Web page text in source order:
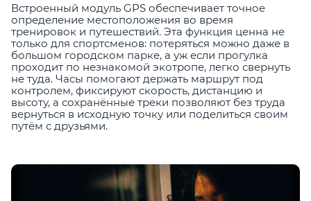
Встроенный модуль GPS обеспечивает точное
определение местоположения во время
тренировок и путешествий. Эта функция ценна не
только для спортсменов: потеряться можно даже в
большом городском парке, а уж если прогулка
проходит по незнакомой экотропе, легко свернуть
не туда. Часы помогают держать маршрут под
контролем, фиксируют скорость, дистанцию и
высоту, а сохранённые треки позволяют без труда
вернуться в исходную точку или поделиться своим
путём с друзьями.